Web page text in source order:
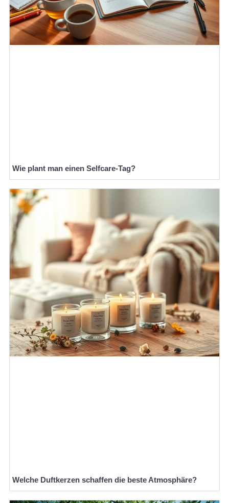
Wie plant man einen Selfcare-Tag?
Welche Duftkerzen schaffen die beste Atmosphäre?